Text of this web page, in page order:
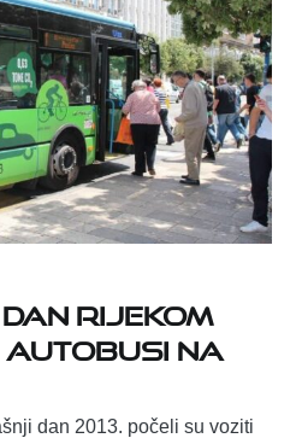
Rijekom
na
dan 2013. počeli su voziti